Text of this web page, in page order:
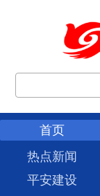
首页
热点新闻
平安建设